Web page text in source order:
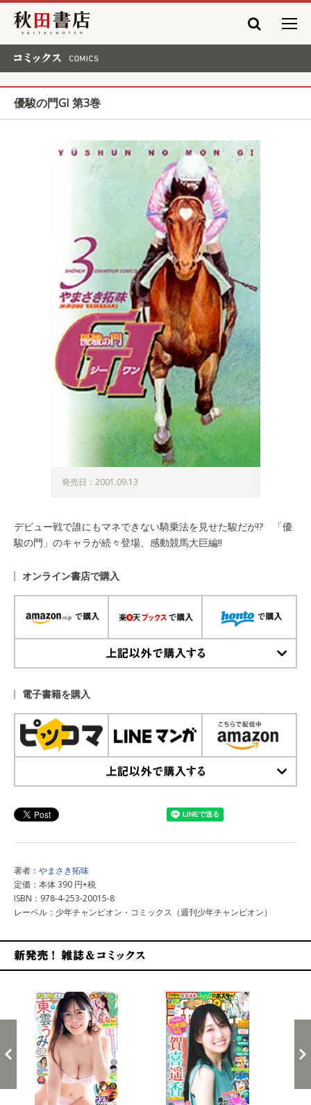
秋田書店
優駿の門GI 第3巻
発売日：2001.09.13
デビュー戦で誰にもマネできない騎乗法を見せた駿だが!? 「優
駿の門」のキャラが続々登場、感動競馬大巨編!!
オンライン書店で購入
電子書籍を購入
著者： やまさき拓味
定価：本体 390 円+税
ISBN：978-4-253-20015-8
レーベル：少年チャンピオン・コミックス（週刊少年チャンピオン）